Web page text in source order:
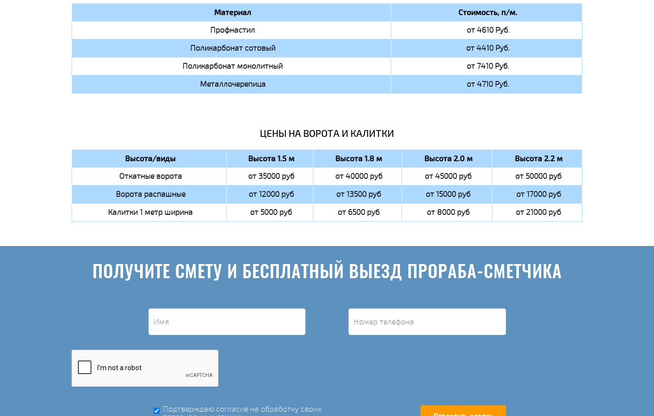
Материал Стоимость, п/м.
Профнастил
от 4610 Руб.
Поликарбонат сотовый
от 4410 Руб.
Поликарбонат монолитный
от 7410 Руб.
Металлочерепица
от 4710 Руб.
ЦЕНЫ НА ВОРОТА И КАЛИТКИ
Высота/виды Высота 1.5 м Высота 1.8 м Высота 2.0 м Высота 2.2 м
Откатные ворота от 35000 руб от 40000 руб от 45000 руб
от 50000 руб
Ворота распашные
от 12000 руб от 13500 руб от 15000 руб
от 17000 руб
Калитки 1 метр ширина
от 5000 руб от 6500 руб от 8000 руб от 21000 руб
ПОЛУЧИТЕ СМЕТУ И БЕСПЛАТНЫЙ ВЫЕЗД ПРОРАБА-СМЕТЧИКА
Подтверждаю согласие на обработку своих